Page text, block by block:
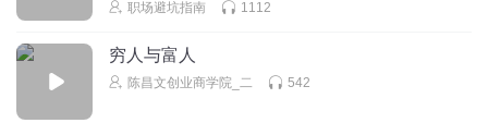
职场避坑指南 1112
穷人与富人
陈昌文创业商学院_二 542